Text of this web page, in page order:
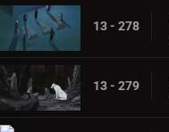
13 - 278
13 - 279